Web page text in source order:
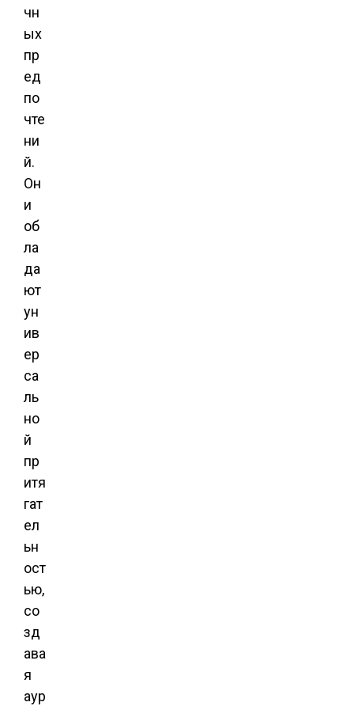
чн
ых
пр
ед
по
чте
ни
й.
Он
и
об
ла
да
ют
ун
ив
ер
са
ль
но
й
пр
итя
гат
ел
ьн
ост
ью,
со
зд
ава
я
аур